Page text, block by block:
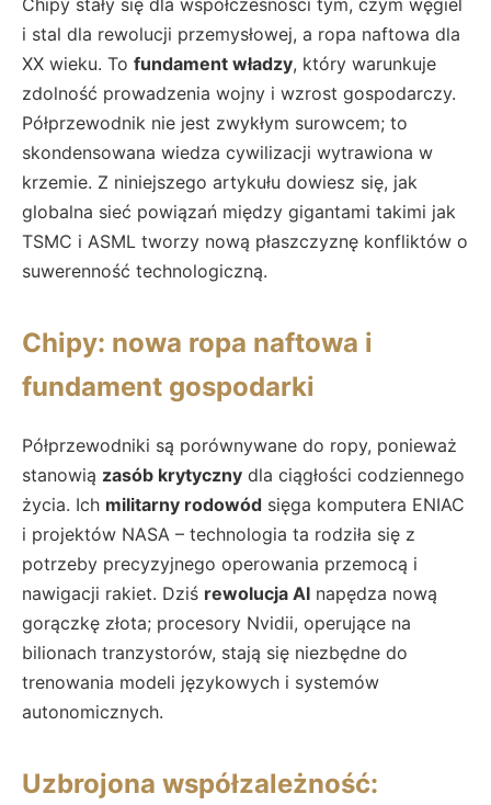
i stal dla rewolucji przemysłowej, a ropa naftowa dla
XX wieku. To fundament władzy, który warunkuje
zdolność prowadzenia wojny i wzrost gospodarczy.
Półprzewodnik nie jest zwykłym surowcem; to
skondensowana wiedza cywilizacji wytrawiona w
krzemie. Z niniejszego artykułu dowiesz się, jak
globalna sieć powiązań między gigantami takimi jak
TSMC i ASML tworzy nową płaszczyznę konfliktów o
suwerenność technologiczną.
Chipy: nowa ropa naftowa i
fundament gospodarki
Półprzewodniki są porównywane do ropy, ponieważ
stanowią zasób krytyczny dla ciągłości codziennego
życia. Ich militarny rodowód sięga komputera ENIAC
i projektów NASA – technologia ta rodziła się z
potrzeby precyzyjnego operowania przemocą i
nawigacji rakiet. Dziś rewolucja AI napędza nową
gorączkę złota; procesory Nvidii, operujące na
bilionach tranzystorów, stają się niezbędne do
trenowania modeli językowych i systemów
autonomicznych.
Uzbrojona współzależność: